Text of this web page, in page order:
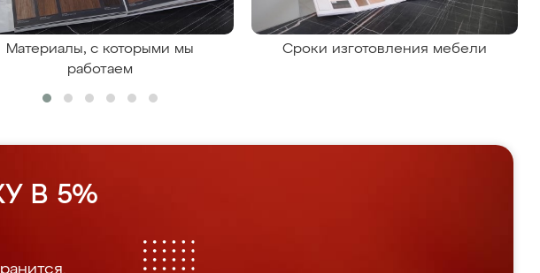
Материалы, с которыми мы
работаем
Сроки изготовления мебели
В 5%